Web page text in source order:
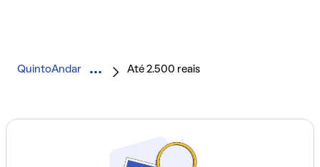
QuintoAndar Até 2.500 reais